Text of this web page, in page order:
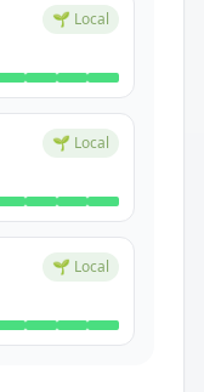
🌱 Local
🌱 Local
🌱 Local